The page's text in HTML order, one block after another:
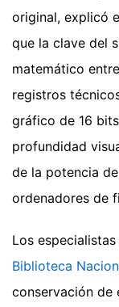
original, explicó
que la clave del
matemático
registros
gráfico de 16
profundidad
de la potencia
ordenadores de
Los
Biblioteca
conservación de